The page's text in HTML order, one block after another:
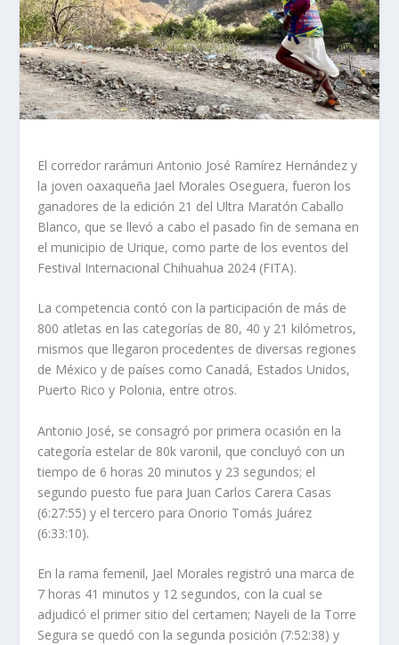
El corredor rarámuri Antonio José Ramírez Hernández y
la joven oaxaqueña Jael Morales Oseguera, fueron los
ganadores de la edición 21 del Ultra Maratón Caballo
Blanco, que se llevó a cabo el pasado fin de semana en
el municipio de Urique, como parte de los eventos del
Festival Internacional Chihuahua 2024 (FITA).
La competencia contó con la participación de más de
800 atletas en las categorías de 80, 40 y 21 kilómetros,
mismos que llegaron procedentes de diversas regiones
de México y de países como Canadá, Estados Unidos,
Puerto Rico y Polonia, entre otros.
Antonio José, se consagró por primera ocasión en la
categoría estelar de 80k varonil, que concluyó con un
tiempo de 6 horas 20 minutos y 23 segundos; el
segundo puesto fue para Juan Carlos Carera Casas
(6:27:55) y el tercero para Onorio Tomás Juárez
(6:33:10).
En la rama femenil, Jael Morales registró una marca de
7 horas 41 minutos y 12 segundos, con la cual se
adjudicó el primer sitio del certamen; Nayeli de la Torre
Segura se quedó con la segunda posición (7:52:38) y